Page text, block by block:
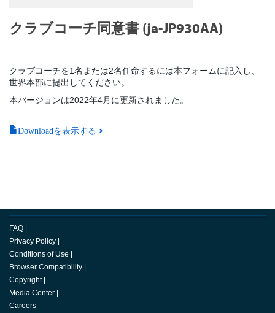
クラブコーチ同意書 (ja-JP930AA)
クラブコーチを1名または2名任命するには本フォームに記入し、
世界本部に提出してください。
本バージョンは2022年4月に更新されました。
Downloadを表示する
FAQ
Privacy Policy
Conditions of Use
Browser Compatibility
Copyright
Media Center
Careers